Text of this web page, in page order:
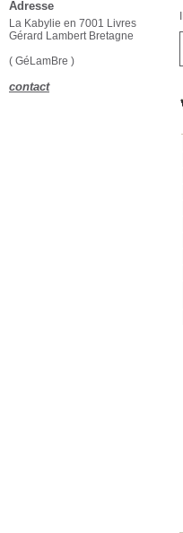
Adresse
La Kabylie en 7001 Livres
Gérard Lambert Bretagne
( GéLamBre )
contact